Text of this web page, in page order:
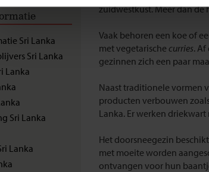
Sri Lanka
Sri Lanka
Lanka
Sri Lanka
Lanka
zuidwestkust. Meer dan
Vaak behoren een koe of
met vegetarische curries.
gezinnen zich een paar
Naast traditionele vormen
producten verbouwen
Lanka. Er werken
Het doorsneegezin
met moeite worden
ontvangen voor hun